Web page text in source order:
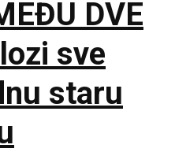
DVE
sve
staru